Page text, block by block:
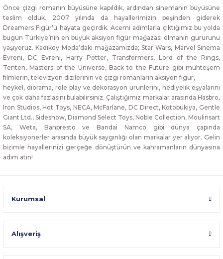
Önce çizgi romanın büyüsüne kapıldık, ardından sinemanın büyüsüne
teslim olduk. 2007 yılında da hayallerimizin peşinden giderek
Dreamers Figür’ü hayata geçirdik. Acemi adımlarla çıktığımız bu yolda
bugün Türkiye’nin en büyük aksiyon figür mağazası olmanın gururunu
yaşıyoruz. Kadıköy Moda’daki mağazamızda; Star Wars, Marvel Sinema
Evreni, DC Evreni, Harry Potter, Transformers, Lord of the Rings,
Tenten, Masters of the Universe, Back to the Future gibi muhteşem
filmlerin, televizyon dizilerinin ve çizgi romanların aksiyon figür,
heykel, diorama, role play ve dekorasyon ürünlerini, hediyelik eşyalarını
ve çok daha fazlasını bulabilirsiniz. Çalıştığımız markalar arasında Hasbro,
Iron Studios, Hot Toys, NECA, McFarlane, DC Direct, Kotobukiya, Gentle
Giant Ltd., Sideshow, Diamond Select Toys, Noble Collection, Moulinsart
SA, Weta, Banpresto ve Bandai Namco gibi dünya çapında
koleksiyonerler arasında büyük saygınlığı olan markalar yer alıyor. Gelin
bizimle hayallerinizi gerçeğe dönüştürün ve kahramanların dünyasına
adım atın!
Kurumsal
Alışveriş